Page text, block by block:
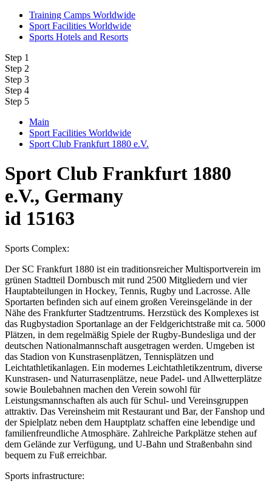
Training Camps Worldwide
Sport Facilities Worldwide
Sports Hotels and Resorts
Step 1
Step 2
Step 3
Step 4
Step 5
Main
Sport Facilities Worldwide
Sport Club Frankfurt 1880 e.V.
Sport Club Frankfurt 1880
e.V., Germany
id 15163
Sports Complex:
Der SC Frankfurt 1880 ist ein traditionsreicher Multisportverein im
grünen Stadtteil Dornbusch mit rund 2500 Mitgliedern und vier
Hauptabteilungen in Hockey, Tennis, Rugby und Lacrosse. Alle
Sportarten befinden sich auf einem großen Vereinsgelände in der
Nähe des Frankfurter Stadtzentrums. Herzstück des Komplexes ist
das Rugbystadion Sportanlage an der Feldgerichtstraße mit ca. 5000
Plätzen, in dem regelmäßig Spiele der Rugby-Bundesliga und der
deutschen Nationalmannschaft ausgetragen werden. Umgeben ist
das Stadion von Kunstrasenplätzen, Tennisplätzen und
Leichtathletikanlagen. Ein modernes Leichtathletikzentrum, diverse
Kunstrasen- und Naturrasenplätze, neue Padel- und Allwetterplätze
sowie Boulebahnen machen den Verein sowohl für
Leistungsmannschaften als auch für Schul- und Vereinsgruppen
attraktiv. Das Vereinsheim mit Restaurant und Bar, der Fanshop und
der Spielplatz neben dem Hauptplatz schaffen eine lebendige und
familienfreundliche Atmosphäre. Zahlreiche Parkplätze stehen auf
dem Gelände zur Verfügung, und U-Bahn und Straßenbahn sind
bequem zu Fuß erreichbar.
Sports infrastructure: